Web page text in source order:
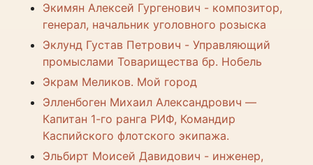
Экимян Алексей Гургенович - композитор,
генерал, начальник уголовного розыска
Эклунд Густав Петрович - Управляющий
промыслами Товарищества бр. Нобель
Экрам Меликов. Мой город
Элленбоген Михаил Александрович —
Капитан 1-го ранга РИФ, Командир
Каспийского флотского экипажа.
Эльбирт Моисей Давидович - инженер,